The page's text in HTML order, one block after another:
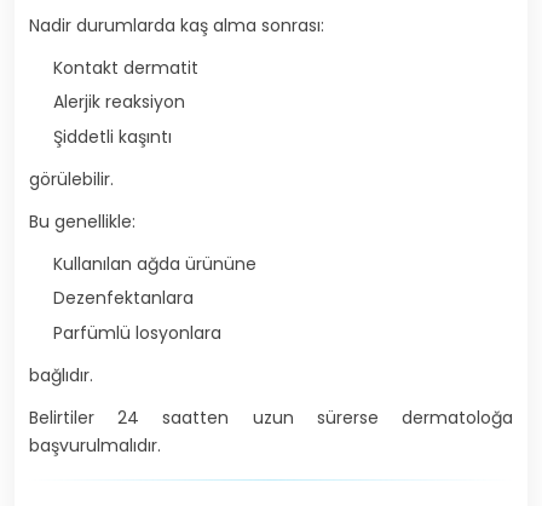
Nadir durumlarda kaş alma sonrası:
Kontakt dermatit
Alerjik reaksiyon
Şiddetli kaşıntı
görülebilir.
Bu genellikle:
Kullanılan ağda ürününe
Dezenfektanlara
Parfümlü losyonlara
bağlıdır.
Belirtiler 24 saatten uzun sürerse dermatoloğa
başvurulmalıdır.